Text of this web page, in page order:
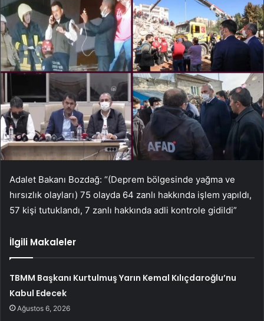
Adalet Bakanı Bozdağ: “(Deprem bölgesinde yağma ve
hırsızlık olayları) 75 olayda 64 zanlı hakkında işlem yapıldı,
57 kişi tutuklandı, 7 zanlı hakkında adli kontrole gidildi”
İlgili Makaleler
TBMM Başkanı Kurtulmuş Yarın Kemal Kılıçdaroğlu’nu
Kabul Edecek
Ağustos 6, 2026